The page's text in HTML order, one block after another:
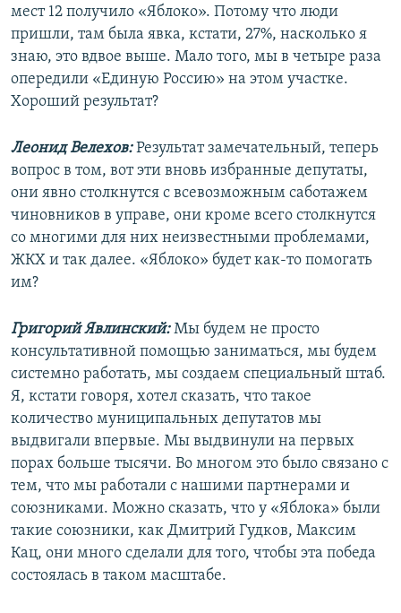
мест 12 получило «Яблоко». Потому что люди
пришли, там была явка, кстати, 27%, насколько я
знаю, это вдвое выше. Мало того, мы в четыре раза
опередили «Единую Россию» на этом участке.
Хороший результат?
Леонид Велехов:Результат замечательный, теперь
вопрос в том, вот эти вновь избранные депутаты,
они явно столкнутся с всевозможным саботажем
чиновников в управе, они кроме всего столкнутся
со многими для них неизвестными проблемами,
ЖКХ и так далее. «Яблоко» будет как-то помогать
им?
Григорий Явлинский:Мы будем не просто
консультативной помощью заниматься, мы будем
системно работать, мы создаем специальный штаб.
Я, кстати говоря, хотел сказать, что такое
количество муниципальных депутатов мы
выдвигали впервые. Мы выдвинули на первых
порах больше тысячи. Во многом это было связано с
тем, что мы работали с нашими партнерами и
союзниками. Можно сказать, что у «Яблока» были
такие союзники, как Дмитрий Гудков, Максим
Кац, они много сделали для того, чтобы эта победа
состоялась в таком масштабе.